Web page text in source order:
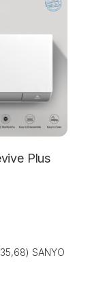
Plus
SANYO